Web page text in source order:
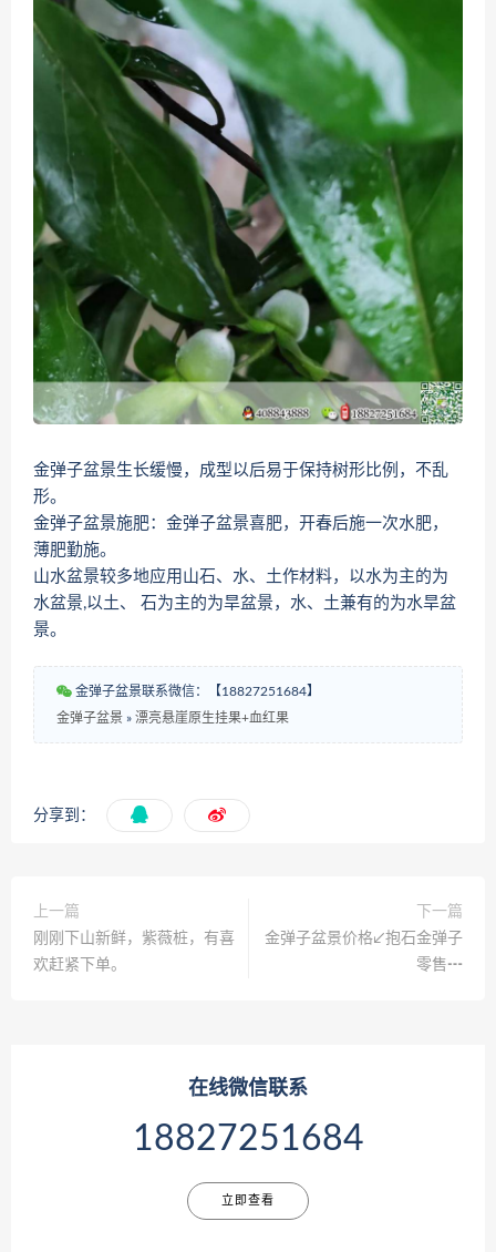
金弹子盆景生长缓慢，成型以后易于保持树形比例，不乱
形。
金弹子盆景施肥：金弹子盆景喜肥，开春后施一次水肥，
薄肥勤施。
山水盆景较多地应用山石、水、土作材料，以水为主的为
水盆景,以土、 石为主的为旱盆景，水、土兼有的为水旱盆
景。
金弹子盆景联系微信：【18827251684】
金弹子盆景 » 漂亮悬崖原生挂果+血红果
分享到：
上一篇
刚刚下山新鲜，紫薇桩，有喜
欢赶紧下单。
下一篇
金弹子盆景价格↙抱石金弹子
零售┅
在线微信联系
18827251684
立即查看